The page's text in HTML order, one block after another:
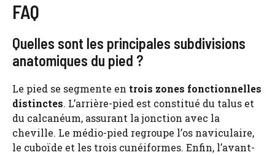
FAQ
Quelles sont les principales subdivisions
anatomiques du pied ?
Le pied se segmente en trois zones fonctionnelles
distinctes. L’arrière-pied est constitué du talus et
du calcanéum, assurant la jonction avec la
cheville. Le médio-pied regroupe l’os naviculaire,
le cuboïde et les trois cunéiformes. Enfin, l’avant-